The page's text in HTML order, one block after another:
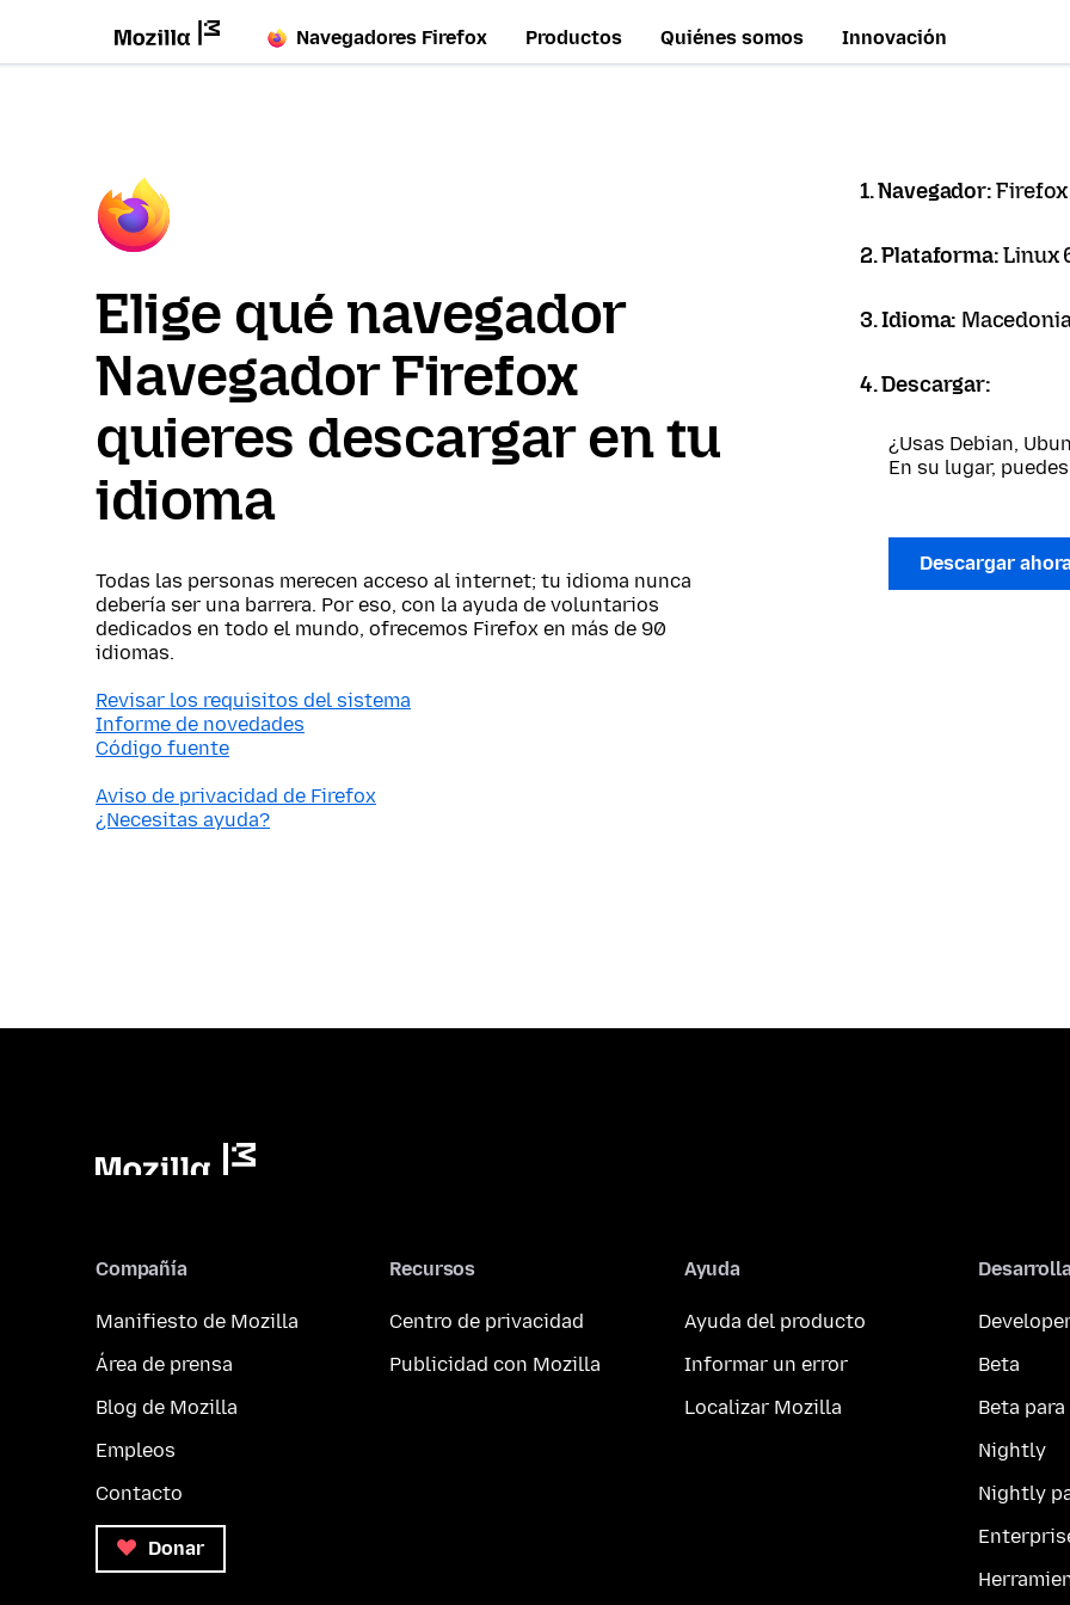
Navegadores Firefox Productos Quiénes somos Innovación
Elige qué navegador
Navegador Firefox
quieres descargar en tu
idioma
Todas las personas merecen acceso al internet; tu idioma nunca
debería ser una barrera. Por eso, con la ayuda de voluntarios
dedicados en todo el mundo, ofrecemos Firefox en más de 90
idiomas.
Revisar los requisitos del sistema
Informe de novedades
Código fuente
Aviso de privacidad de Firefox
¿Necesitas ayuda?
1. Navegador:Firefox
2. Plataforma:Linux
3. Idioma:
4. Descargar:
¿Usas Debian,
En su lugar,
Descargar
Compañía
Manifiesto de Mozilla
Área de prensa
Blog de Mozilla
Empleos
Contacto
Donar
Recursos
Centro de privacidad
Publicidad con Mozilla
Ayuda
Ayuda del producto
Informar un error
Localizar Mozilla
Beta
Beta
Nightly
Nightly